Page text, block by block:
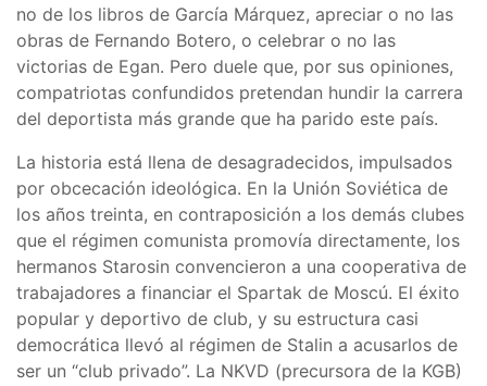
no de los libros de García Márquez, apreciar o no las
obras de Fernando Botero, o celebrar o no las
victorias de Egan. Pero duele que, por sus opiniones,
compatriotas confundidos pretendan hundir la carrera
del deportista más grande que ha parido este país.
La historia está llena de desagradecidos, impulsados
por obcecación ideológica. En la Unión Soviética de
los años treinta, en contraposición a los demás clubes
que el régimen comunista promovía directamente, los
hermanos Starosin convencieron a una cooperativa de
trabajadores a financiar el Spartak de Moscú. El éxito
popular y deportivo de club, y su estructura casi
democrática llevó al régimen de Stalin a acusarlos de
ser un “club privado”. La NKVD (precursora de la KGB)